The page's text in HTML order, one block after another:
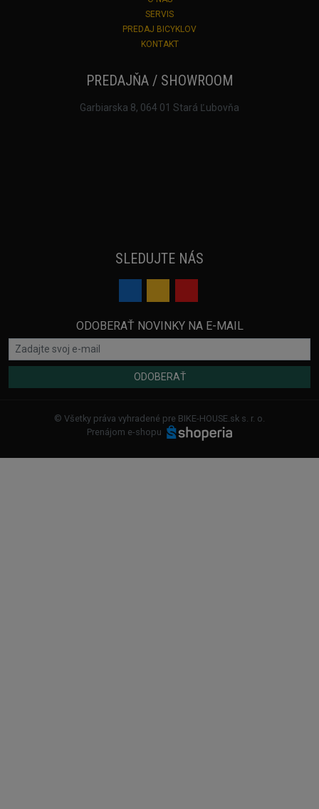
SERVIS
PREDAJ BICYKLOV
KONTAKT
PREDAJŇA / SHOWROOM
Garbiarska 8, 064 01 Stará Ľubovňa
SLEDUJTE NÁS
ODOBERAŤ NOVINKY NA E-MAIL
ODOBERAŤ
© Všetky práva vyhradené pre BIKE-HOUSE.sk s. r. o.
Prenájom e-shopu